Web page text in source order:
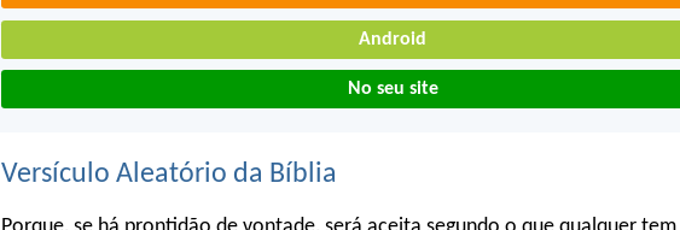
Android
No seu site
Versículo Aleatório da Bíblia